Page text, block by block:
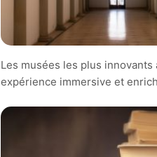
Les musées les plus innovants
expérience immersive et